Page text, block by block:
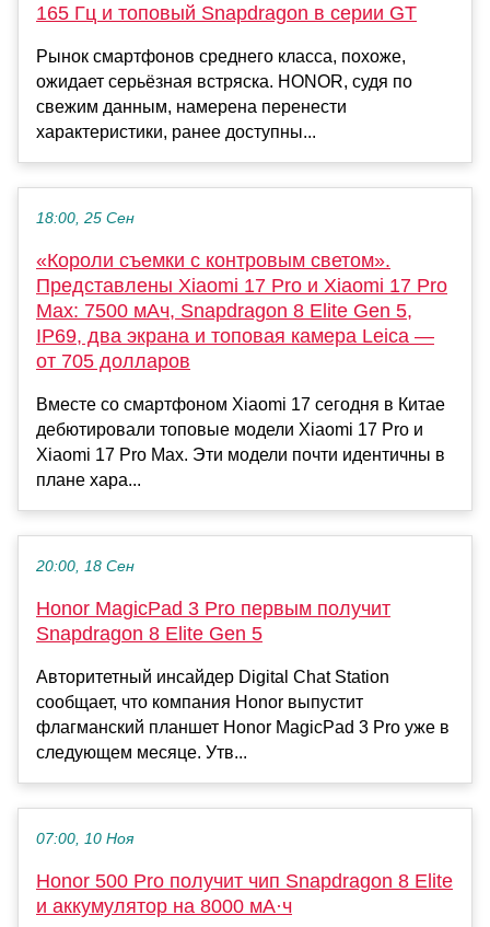
165 Гц и топовый Snapdragon в серии GT
Рынок смартфонов среднего класса, похоже,
ожидает серьёзная встряска. HONOR, судя по
свежим данным, намерена перенести
характеристики, ранее доступны...
18:00, 25 Сен
«Короли съемки с контровым светом».
Представлены Xiaomi 17 Pro и Xiaomi 17 Pro
Max: 7500 мАч, Snapdragon 8 Elite Gen 5,
IP69, два экрана и топовая камера Leica —
от 705 долларов
Вместе со смартфоном Xiaomi 17 сегодня в Китае
дебютировали топовые модели Xiaomi 17 Pro и
Xiaomi 17 Pro Max. Эти модели почти идентичны в
плане хара...
20:00, 18 Сен
Honor MagicPad 3 Pro первым получит
Snapdragon 8 Elite Gen 5
Авторитетный инсайдер Digital Chat Station
сообщает, что компания Honor выпустит
флагманский планшет Honor MagicPad 3 Pro уже в
следующем месяце. Утв...
07:00, 10 Ноя
Honor 500 Pro получит чип Snapdragon 8 Elite
и аккумулятор на 8000 мА·ч